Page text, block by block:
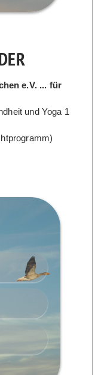
e.V. ... für
und Yoga 1